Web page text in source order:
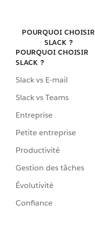
POURQUOI CHOISIR
SLACK ?
POURQUOI CHOISIR
SLACK ?
Slack vs E-mail
Slack vs Teams
Entreprise
Petite entreprise
Productivité
Gestion des tâches
Évolutivité
Confiance